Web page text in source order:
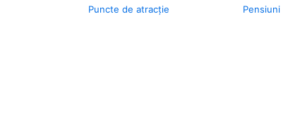
Puncte de atracţie
Pensiuni